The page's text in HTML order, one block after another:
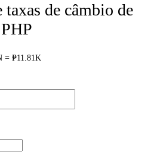
taxas de câmbio de
= ₱11.81K